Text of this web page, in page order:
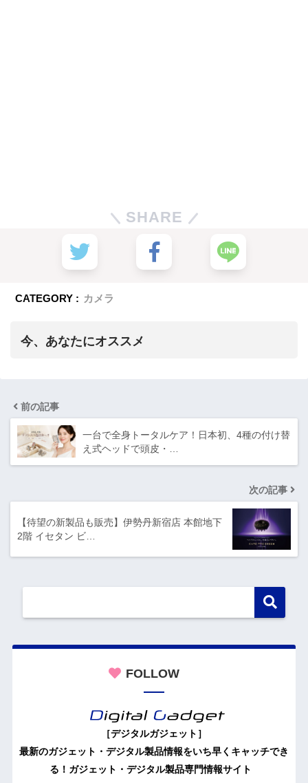
SHARE
CATEGORY : カメラ
今、あなたにオススメ
前の記事
一台で全身トータルケア！日本初、4種の付け替
え式ヘッドで頭皮・…
次の記事
【待望の新製品も販売】伊勢丹新宿店 本館地下
2階 イセタン ビ…
FOLLOW
［デジタルガジェット］
最新のガジェット・デジタル製品情報をいち早くキャッチでき
る！ガジェット・デジタル製品専門情報サイト